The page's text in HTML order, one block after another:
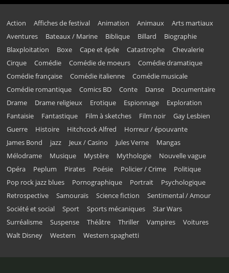
Action Affiches de festival Animation Animaux
Arts martiaux
Aventures
Bateaux / Marine Biblique Billard
Biographie
Blaxploitation
Boxe Cape et épée Catastrophe
Chevalerie
Cirque
Comédie Comédie de moeurs
Comédie dramatique
Comédie française
Comédie italienne
Comédie musicale
Comédie romantique
Comics BD Conte Danse
Documentaire
Drame
Drame religieux Erotique Espionnage
Exploration
Fantaisie
Fantastique Film à sketches Film noir
Gay Lesbien
Guerre
Histoire Hitchcock Alfred
Horreur / épouvante
James Bond
jazz Jeux / Casino Jules Verne
Mangas
Mélodrame
Musique Mystère Mythologie
Nouvelle vague
Opéra
Peplum Pirates Poésie Policier / Crime
Politique
Pop rock jazz blues
Pornographique Portrait
Psychologique
Retrospective
Samouraïs Science fiction
Sentimental / Amour
Société et social
Sport Sports mécaniques
Star Wars
Surréalisme
Suspense Théâtre Thriller Vampires
Voitures
Walt Disney
Western Western spaghetti